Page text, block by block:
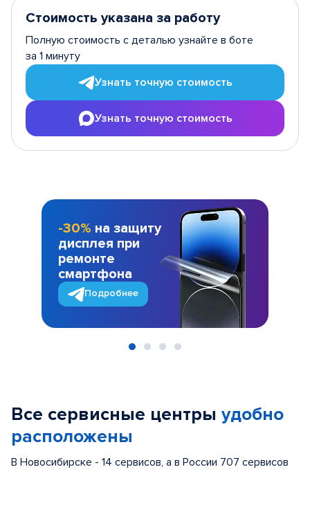
Стоимость указана за работу
Полную стоимость с деталью узнайте в боте
за 1 минуту
Узнать точную стоимость
Узнать точную стоимость
-30% на защиту
дисплея при
ремонте
смартфона
Подробнее
Все сервисные центры удобно
расположены
В Новосибирске - 14 сервисов, а в России 707 сервисов